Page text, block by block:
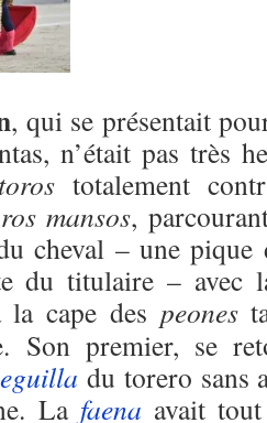
, qui se présentait
n’était pas très
toros totalement
mansos,
cheval – une pique
du titulaire – avec
la cape des peones
Son premier, se
du torero sans
La faena avait